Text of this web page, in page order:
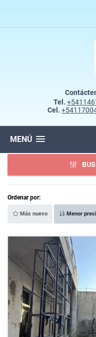
Tel.
Cel.
MENÚ
Ordenar por:
Más nuevo Menor